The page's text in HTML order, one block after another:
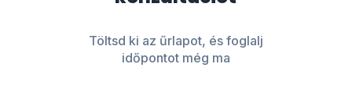
Töltsd ki az űrlapot, és foglalj
időpontot még ma